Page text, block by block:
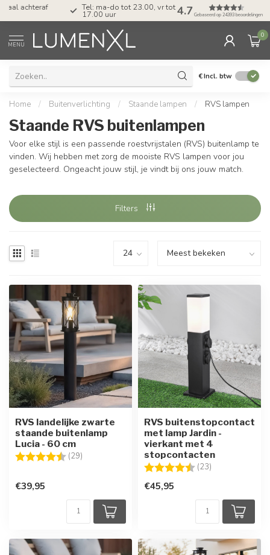
Tel: ma-do tot 23.00, vr tot 21.00, za tot 4.7 Gebaseerd op 24393 beoordelingen
MENU
0
€Incl. btw
Home / Buitenverlichting / Staande lampen / RVS lampen
Staande RVS buitenlampen
Voor elke stijl is een passende roestvrijstalen (RVS) buitenlamp te
vinden. Wij hebben met zorg de mooiste RVS lampen voor jou
geselecteerd. Ongeacht jouw stijl, je vindt bij ons jouw match.
Filters
RVS landelijke zwarte
staande buitenlamp
Lucia - 60 cm
Beoordeling: (29)
€39,95
RVS buitenstopcontact
met lamp Jardin -
vierkant met 4
stopcontacten
Beoordeling: (23)
€45,95